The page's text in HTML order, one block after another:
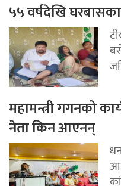
५५ वर्षदेखि
महामन्त्री गगनको
नेता किन आएनन्